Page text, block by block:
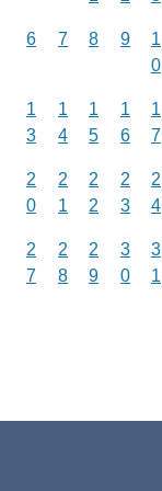
6 7 8 9
1
0
1
3
1
4
1
5
1
6
1
7
2
0
2
1
2
2
2
3
2
4
2
7
2
8
2
9
3
0
3
1